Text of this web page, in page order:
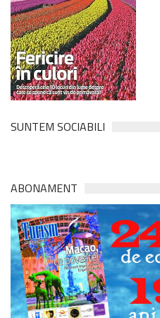
SUNTEM SOCIABILI
ABONAMENT